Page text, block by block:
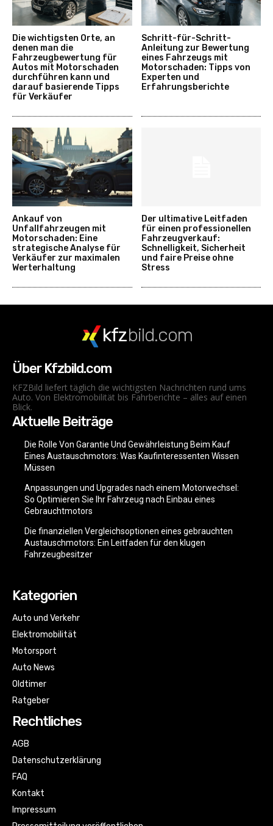
Die wichtigsten Orte, an
denen man die
Fahrzeugbewertung für
Autos mit Motorschaden
durchführen kann und
darauf basierende Tipps
für Verkäufer
Schritt-für-Schritt-
Anleitung zur Bewertung
eines Fahrzeugs mit
Motorschaden: Tipps von
Experten und
Erfahrungsberichte
Ankauf von
Unfallfahrzeugen mit
Motorschaden: Eine
strategische Analyse für
Verkäufer zur maximalen
Werterhaltung
Der ultimative Leitfaden
für einen professionellen
Fahrzeugverkauf:
Schnelligkeit, Sicherheit
und faire Preise ohne
Stress
kfzbild.com
Über Kfzbild.com
KFZBild liefert täglich die wichtigsten Nachrichten rund ums
Auto. Von Elektromobilität bis Fahrberichte – alles auf einen
Blick.
Aktuelle Beiträge
Die Rolle Von Garantie Und Gewährleistung Beim Kauf
Eines Austauschmotors: Was Kaufinteressenten Wissen
Müssen
Anpassungen und Upgrades nach einem Motorwechsel:
So Optimieren Sie Ihr Fahrzeug nach Einbau eines
Gebrauchtmotors
Die finanziellen Vergleichsoptionen eines gebrauchten
Austauschmotors: Ein Leitfaden für den klugen
Fahrzeugbesitzer
Kategorien
Auto und Verkehr
Elektromobilität
Motorsport
Auto News
Oldtimer
Ratgeber
Rechtliches
AGB
Datenschutzerklärung
FAQ
Kontakt
Impressum